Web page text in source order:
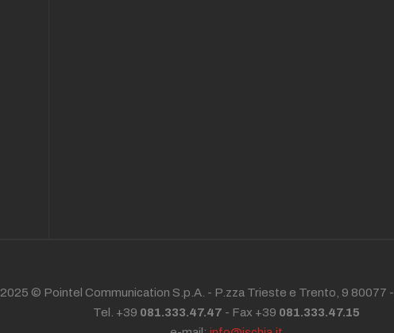
2025 © Pointel Communication S.p.A. - P.zza Trieste e Trento, 9 80077 -
Tel. +39 081.333.47.47 - Fax +39 081.333.47.15